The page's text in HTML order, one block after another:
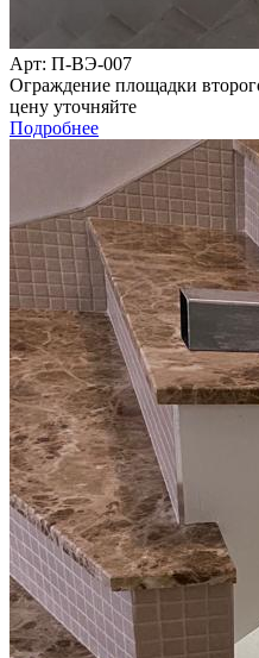
Арт: П-ВЭ-007
Ограждение площадки
цену уточняйте
Подробнее